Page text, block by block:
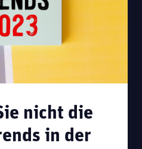
nicht die
in der